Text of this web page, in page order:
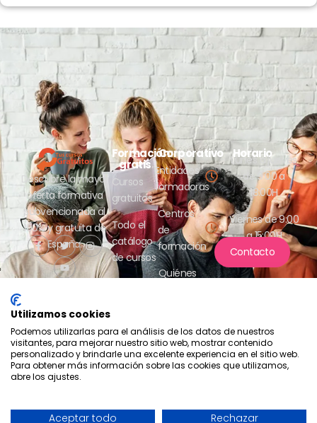
Descubre la mayor
oferta formativa
subvencionada al
100% y gratuita de
España.
Formación
gratis
Cursos
gratuitos
Todo el
catálogo
de cursos
Corporativo
Entidades
formadoras
Centros
de
formación
Quiénes
Horario
Lunes a jueves
de 9:00 a
18:00H
Viernes de 9:00
a 15:00H
Contacto
2026 - Tus cursos gratuitos
- Aesrafor S.L. Política de privacidad
Utilizamos cookies
Podemos utilizarlas para el análisis de los datos de nuestros
visitantes, para mejorar nuestro sitio web, mostrar contenido
personalizado y brindarle una excelente experiencia en el sitio web.
Para obtener más información sobre las cookies que utilizamos,
abre los ajustes.
Aceptar todo Rechazar